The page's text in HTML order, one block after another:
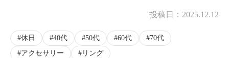
投稿日： 2025.12.12
休日 40代 50代 60代
70代
アクセサリー
リング